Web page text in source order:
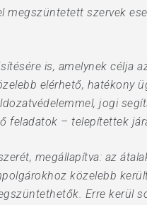
szervek
is, amelynek célja
elérhető, hatékony
jogi
feladatok – telepítettek
megállapítva: az
közelebb
Erre kerül